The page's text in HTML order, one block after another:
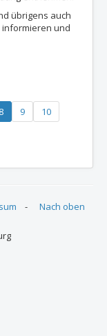
übrigens auch
informieren und
8 9
10
Nach oben
-